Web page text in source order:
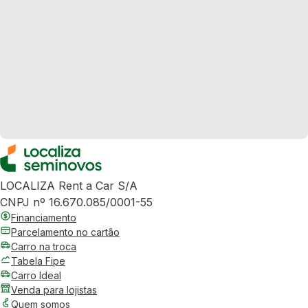
LOCALIZA Rent a Car S/A
CNPJ nº 16.670.085/0001-55
Financiamento
Parcelamento no cartão
Carro na troca
Tabela Fipe
Carro Ideal
Venda para lojistas
Quem somos